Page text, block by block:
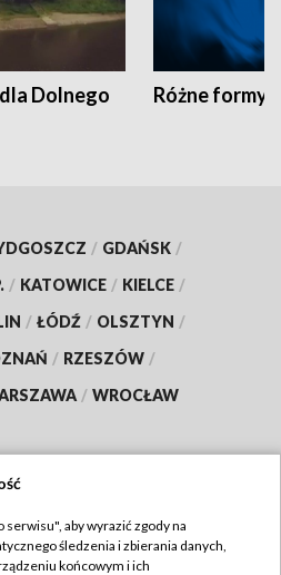
Dolnego
Różne formy
/ GDAŃSK /
/ KATOWICE / KIELCE /
/ ŁÓDŹ / OLSZTYN /
/ RZESZÓW /
/ WROCŁAW
TVP
aby wyrazić zgody na
śledzenia i zbierania danych,
końcowym i ich